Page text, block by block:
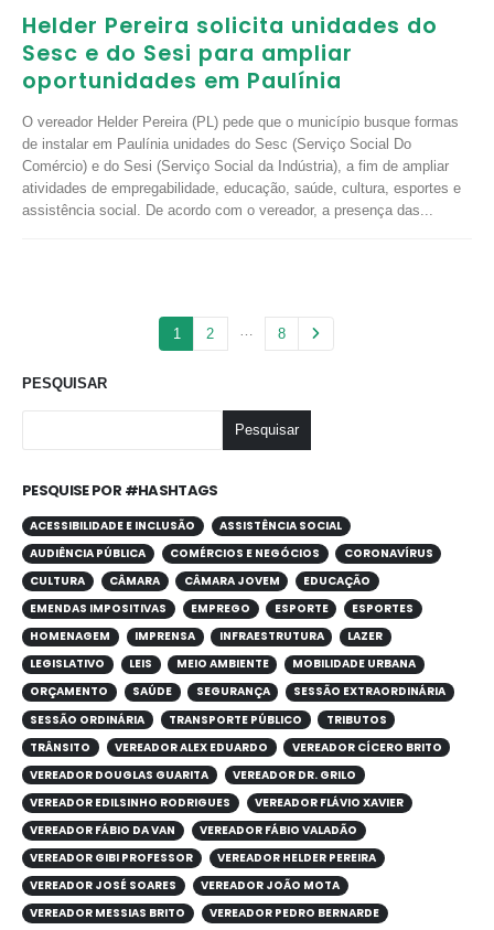
Helder Pereira solicita unidades do
Sesc e do Sesi para ampliar
oportunidades em Paulínia
O vereador Helder Pereira (PL) pede que o município busque formas
de instalar em Paulínia unidades do Sesc (Serviço Social Do
Comércio) e do Sesi (Serviço Social da Indústria), a fim de ampliar
atividades de empregabilidade, educação, saúde, cultura, esportes e
assistência social. De acordo com o vereador, a presença das...
1 2 … 8
PESQUISAR
Pesquisar
PESQUISE POR #HASHTAGS
ACESSIBILIDADE E INCLUSÃO
ASSISTÊNCIA SOCIAL
AUDIÊNCIA PÚBLICA
COMÉRCIOS E NEGÓCIOS
CORONAVÍRUS
CULTURA
CÂMARA CÂMARA JOVEM
EDUCAÇÃO
EMENDAS IMPOSITIVAS
EMPREGO ESPORTE
ESPORTES
HOMENAGEM
IMPRENSA INFRAESTRUTURA
LAZER
LEGISLATIVO
LEIS MEIO AMBIENTE
MOBILIDADE URBANA
ORÇAMENTO
SAÚDE SEGURANÇA
SESSÃO EXTRAORDINÁRIA
SESSÃO ORDINÁRIA
TRANSPORTE PÚBLICO
TRIBUTOS
TRÂNSITO
VEREADOR ALEX EDUARDO
VEREADOR CÍCERO BRITO
VEREADOR DOUGLAS GUARITA
VEREADOR DR. GRILO
VEREADOR EDILSINHO RODRIGUES
VEREADOR FLÁVIO XAVIER
VEREADOR FÁBIO DA VAN
VEREADOR FÁBIO VALADÃO
VEREADOR GIBI PROFESSOR
VEREADOR HELDER PEREIRA
VEREADOR JOSÉ SOARES
VEREADOR JOÃO MOTA
VEREADOR MESSIAS BRITO
VEREADOR PEDRO BERNARDE